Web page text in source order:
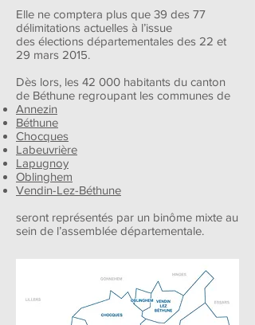
Elle ne comptera plus que 39 des 77
délimitations actuelles à l’issue
des élections départementales des 22 et
29 mars 2015.
Dès lors, les 42 000 habitants du canton
de Béthune regroupant les communes de
Annezin
Béthune
Chocques
Labeuvrière
Lapugnoy
Oblinghem
Vendin-Lez-Béthune
seront représentés par un binôme mixte au
sein de l’assemblée départementale.